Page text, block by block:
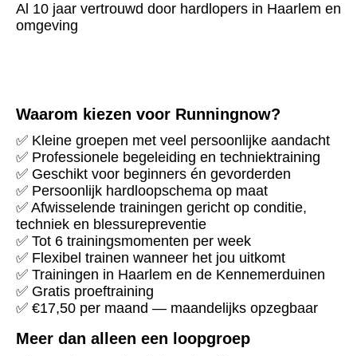
Al 10 jaar vertrouwd door hardlopers in Haarlem en
omgeving
Waarom kiezen voor Runningnow?
✅ Kleine groepen met veel persoonlijke aandacht
✅ Professionele begeleiding en techniektraining
✅ Geschikt voor beginners én gevorderden
✅ Persoonlijk hardloopschema op maat
✅ Afwisselende trainingen gericht op conditie,
techniek en blessurepreventie
✅ Tot 6 trainingsmomenten per week
✅ Flexibel trainen wanneer het jou uitkomt
✅ Trainingen in Haarlem en de Kennemerduinen
✅ Gratis proeftraining
✅ €17,50 per maand — maandelijks opzegbaar
Meer dan alleen een loopgroep